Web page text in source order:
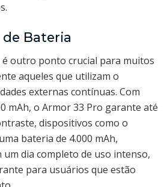
de Bateria
é outro ponto crucial para muitos
aqueles que utilizam o
externas contínuas. Com
mAh, o Armor 33 Pro garante até
dispositivos como o
bateria de 4.000 mAh,
um dia completo de uso intenso,
para usuários que estão